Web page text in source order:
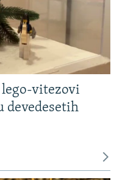
vitezovi
devedesetih